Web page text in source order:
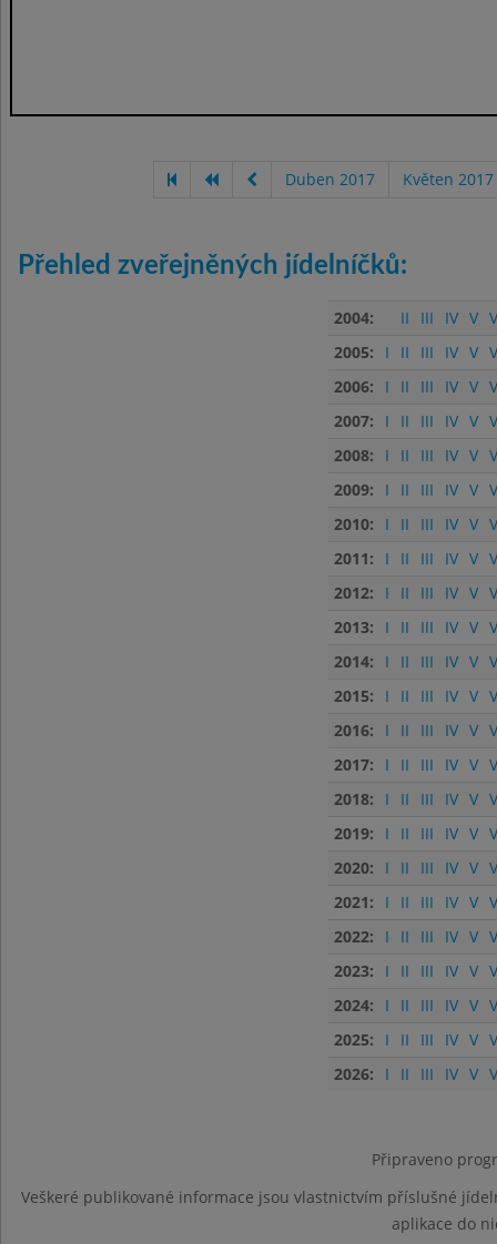
Duben 2017 Květen 2017
Přehled zveřejněných jídelníčků:
2004: II III IV V
2005:
I II III IV V
2006:
I II III IV V
2007:
I II III IV V
2008:
I II III IV V
2009:
I II III IV V
2010:
I II III IV V
2011:
I II III IV V
2012:
I II III IV V
2013:
I II III IV V
2014:
I II III IV V
2015:
I II III IV V
2016:
I II III IV V
2017:
I II III IV V
2018:
I II III IV V
2019:
I II III IV V
2020:
I II III IV V
2021:
I II III IV V
2022:
I II III IV V
2023:
I II III IV V
2024:
I II III IV V
2025:
I II III IV V
2026:
I II III IV V
Připraveno
Veškeré publikované informace jsou vlastnictvím příslušné
aplikace do